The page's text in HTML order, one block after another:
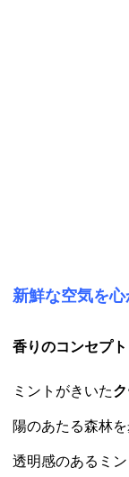
新鮮な空気を
香りのコンセプト
ミントがきいた
陽のあたる森林
透明感のあるミ